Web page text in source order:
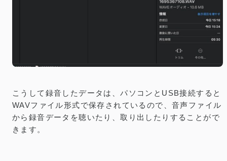
こうして録音したデータは、パソコンとUSB接続すると
WAVファイル形式で保存されているので、音声ファイル
から録音データを聴いたり、取り出したりすることがで
きます。